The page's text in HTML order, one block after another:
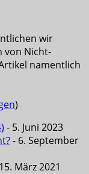
wir
von Nicht-
namentlich
)
- 5. Juni 2023
- 6. September
März 2021